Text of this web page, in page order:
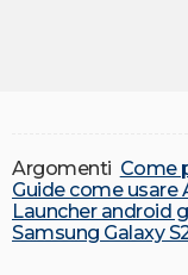
Argomenti Come
Guide come usare
Launcher android
Samsung Galaxy